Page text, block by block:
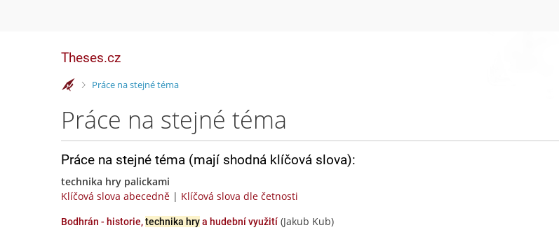
Theses.cz
>Práce na stejné téma
Práce na stejné téma
Práce na stejné téma (mají shodná klíčová slova):
technika hry palickami
Klíčová slova abecedně | Klíčová slova dle četnosti
Bodhrán - historie,technika hrya hudební využití (Jakub Kub)